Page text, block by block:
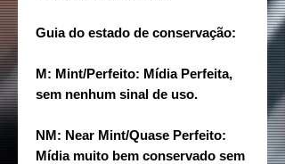
Guia do estado de conservação:
M: Mint/Perfeito: Mídia Perfeita,
sem nenhum sinal de uso.
NM: Near Mint/Quase Perfeito:
Mídia muito bem conservado sem